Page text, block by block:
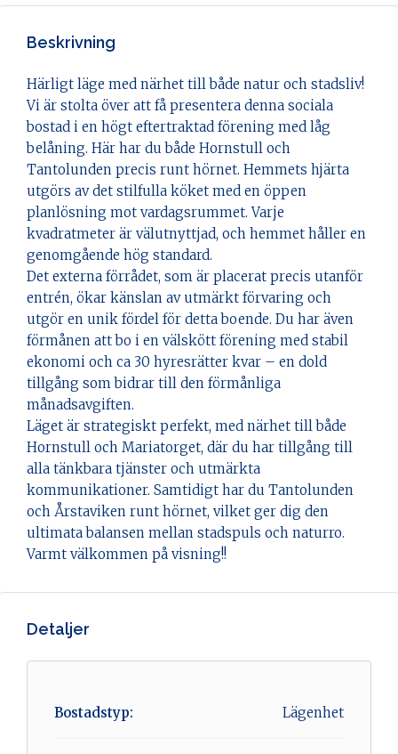
Beskrivning
Härligt läge med närhet till både natur och stadsliv!
Vi är stolta över att få presentera denna sociala
bostad i en högt eftertraktad förening med låg
belåning. Här har du både Hornstull och
Tantolunden precis runt hörnet. Hemmets hjärta
utgörs av det stilfulla köket med en öppen
planlösning mot vardagsrummet. Varje
kvadratmeter är välutnyttjad, och hemmet håller en
genomgående hög standard.
Det externa förrådet, som är placerat precis utanför
entrén, ökar känslan av utmärkt förvaring och
utgör en unik fördel för detta boende. Du har även
förmånen att bo i en välskött förening med stabil
ekonomi och ca 30 hyresrätter kvar – en dold
tillgång som bidrar till den förmånliga
månadsavgiften.
Läget är strategiskt perfekt, med närhet till både
Hornstull och Mariatorget, där du har tillgång till
alla tänkbara tjänster och utmärkta
kommunikationer. Samtidigt har du Tantolunden
och Årstaviken runt hörnet, vilket ger dig den
ultimata balansen mellan stadspuls och naturro.
Varmt välkommen på visning!!
Detaljer
Bostadstyp: Lägenhet